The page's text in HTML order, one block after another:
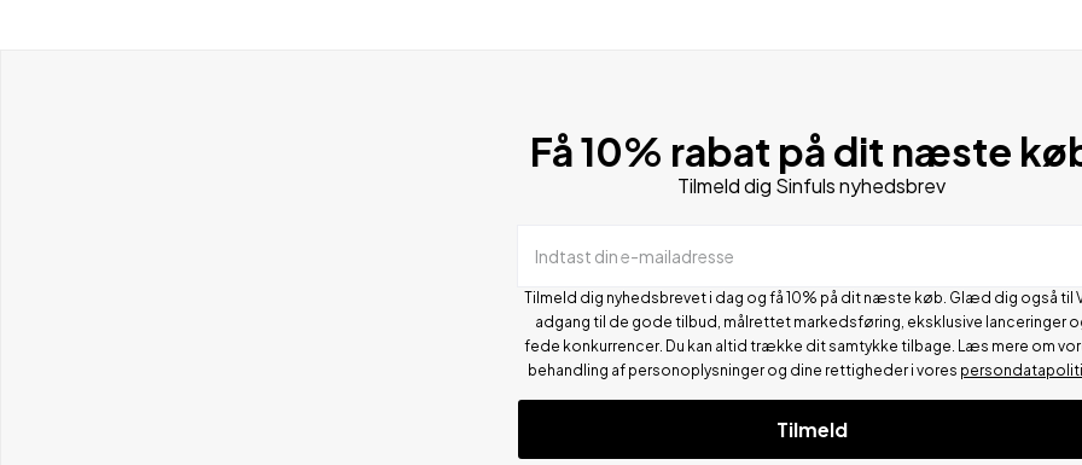
Få 10% rabat på dit næste
Tilmeld dig Sinfuls nyhedsbrev
Indtast din e-mailadresse
Tilmeld dig nyhedsbrevet i dag og få 10% på dit næste køb. Glæd dig også til
adgang til de gode tilbud, målrettet markedsføring, eksklusive lanceringer
fede konkurrencer. Du kan altid trække dit samtykke tilbage. Læs mere om
behandling af personoplysninger og dine rettigheder i vores
Tilmeld